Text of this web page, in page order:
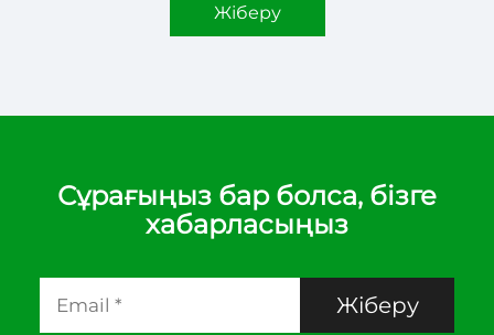
Жіберу
Сұрағыңыз бар болса, бізге
хабарласыңыз
Жіберу